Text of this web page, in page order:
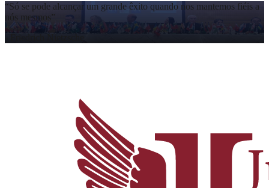
“Só se pode alcançar um grande êxito quando nos mantemos fiéis a
nós mesmos”